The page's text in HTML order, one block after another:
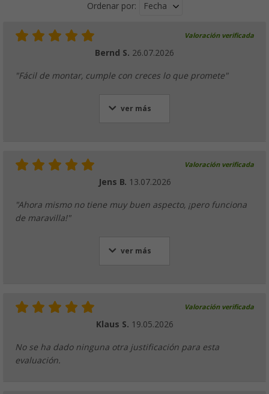
Ordenar por: Fecha
Valoración verificada
Bernd S. 26.07.2026
"Fácil de montar, cumple con creces lo que promete"
ver más
Valoración verificada
Jens B. 13.07.2026
"Ahora mismo no tiene muy buen aspecto, ¡pero funciona
de maravilla!"
ver más
Valoración verificada
Klaus S. 19.05.2026
No se ha dado ninguna otra justificación para esta
evaluación.